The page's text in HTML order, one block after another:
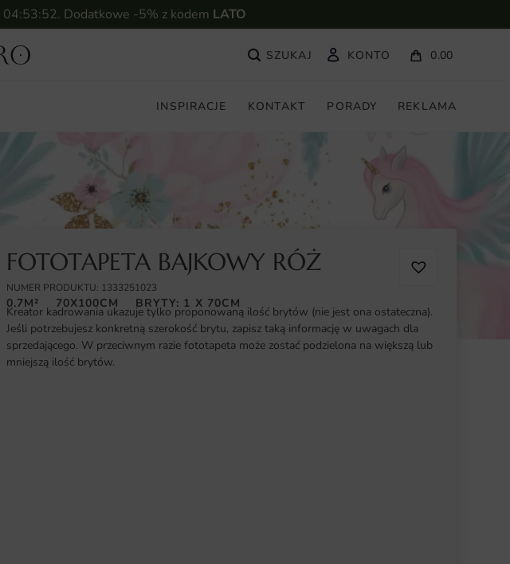
04:53:51. Dodatkowe -5% z kodem LATO
KONTO 0.00
INSPIRACJE KONTAKT PORADY REKLAMA
FOTOTAPETA BAJKOWY RÓŻ
NUMER PRODUKTU: 1333251023
0.7M² 70X100CM BRYTY: 1 X 70CM
Kreator kadrowania ukazuje tylko proponowaną ilość brytów (nie jest ona ostateczna).
Jeśli potrzebujesz konkretną szerokość brytu, zapisz taką informację w uwagach dla
sprzedającego. W przeciwnym razie fototapeta może zostać podzielona na większą lub
mniejszą ilość brytów.